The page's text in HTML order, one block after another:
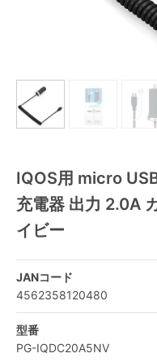
IQOS用 micro
充電器 出力 2.0A
イビー
JANコード
4562358120480
型番
PG-IQDC20A5NV